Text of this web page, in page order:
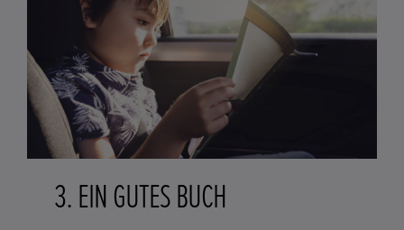
3. EIN GUTES BUCH